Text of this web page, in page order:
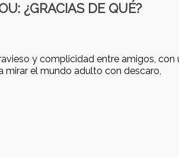
¿GRACIAS DE QUÉ?
y complicidad entre amigos, con
mirar el mundo adulto con descaro,